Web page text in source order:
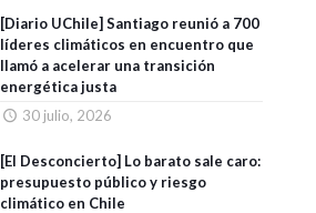
[Diario UChile] Santiago reunió a 700
líderes climáticos en encuentro que
llamó a acelerar una transición
energética justa
30 julio, 2026
[El Desconcierto] Lo barato sale caro:
presupuesto público y riesgo
climático en Chile